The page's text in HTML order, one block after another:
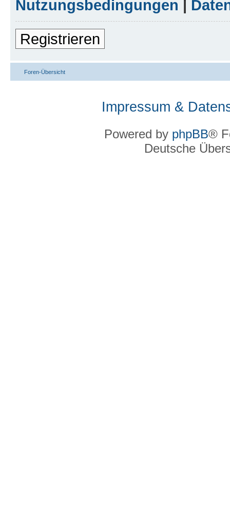
Nutzungsbedingungen |
Registrieren
Foren-Übersicht
Impressum &
Powered by phpBB®
Deutsche